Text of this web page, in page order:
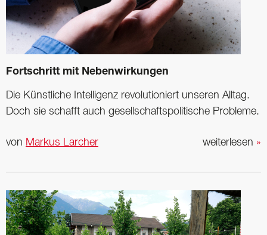
Fortschritt mit Nebenwirkungen
Die Künstliche Intelligenz revolutioniert unseren Alltag.
Doch sie schafft auch gesellschaftspolitische Probleme.
weiterlesen »
von Markus Larcher